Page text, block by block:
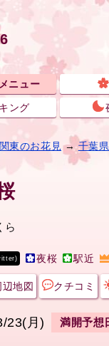
ニュー
ング
関東のお花見 →千葉
ら
夜桜 駅近
辺地図 クチコミ
23(月) 満開予想